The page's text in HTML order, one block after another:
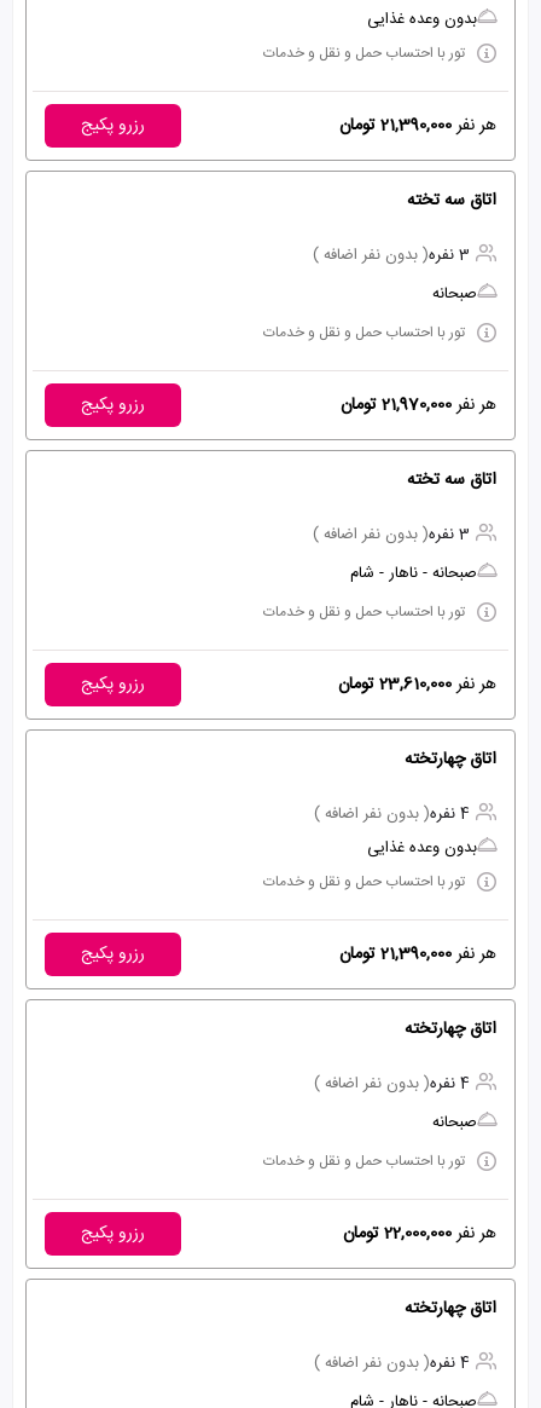
بدون وعده غذایی
تور با احتساب حمل و نقل و خدمات
هر نفر21,390,000 تومان رزرو پکیج
اتاق سه تخته
3 نفره
( بدون نفر اضافه )
صبحانه
تور با احتساب حمل و نقل و خدمات
هر نفر21,970,000 تومان رزرو پکیج
اتاق سه تخته
3 نفره
( بدون نفر اضافه )
صبحانه - ناهار - شام
تور با احتساب حمل و نقل و خدمات
هر نفر23,610,000 تومان رزرو پکیج
اتاق چهارتخته
4 نفره
( بدون نفر اضافه )
بدون وعده غذایی
تور با احتساب حمل و نقل و خدمات
هر نفر21,390,000 تومان رزرو پکیج
اتاق چهارتخته
4 نفره
( بدون نفر اضافه )
صبحانه
تور با احتساب حمل و نقل و خدمات
هر نفر22,000,000 تومان رزرو پکیج
اتاق چهارتخته
4 نفره
( بدون نفر اضافه )
صبحانه - ناهار - شام